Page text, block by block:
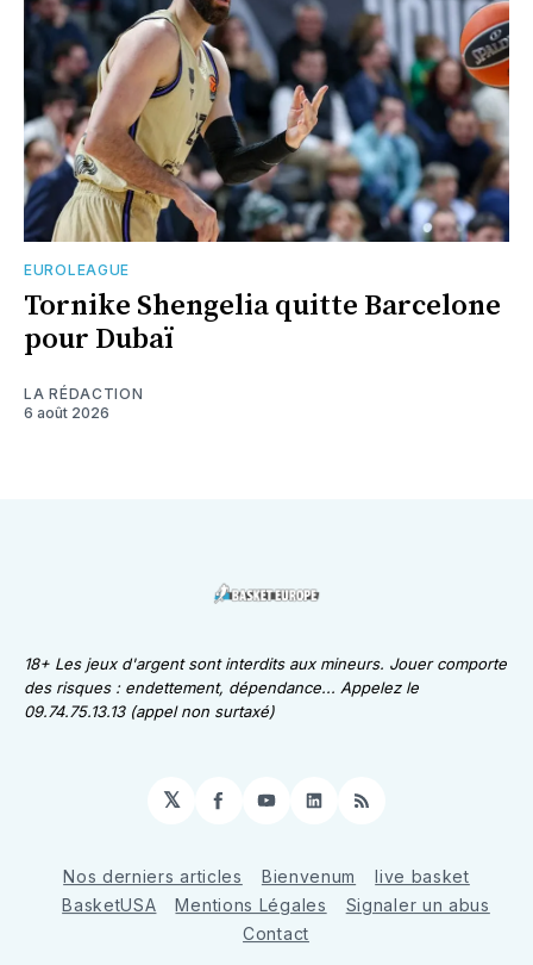
EUROLEAGUE
Tornike Shengelia quitte Barcelone
pour Dubaï
LA RÉDACTION
6 août 2026
18+ Les jeux d'argent sont interdits aux mineurs. Jouer comporte
des risques : endettement, dépendance... Appelez le
09.74.75.13.13 (appel non surtaxé)
𝕏 Facebook
YouTube
LinkedIn
RSS
Nos derniers articles Bienvenum
live basket
BasketUSA
Mentions Légales
Signaler un abus
Contact